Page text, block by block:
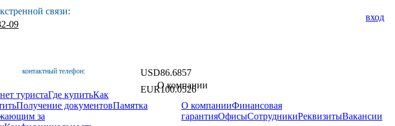
вход
связи:
09
контактный телефон: USD86.6857
EUR100.0526
туристаГде купитьКак
Получение документовПамятка
за
О компании
О компанииФинансовая
гарантияОфисыСотрудникиРеквизитыВакансии